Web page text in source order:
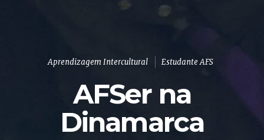
Aprendizagem Intercultural Estudante AFS
AFSer na
Dinamarca